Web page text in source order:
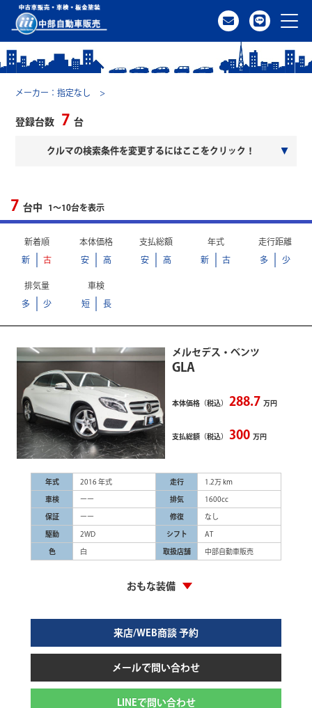
クルマを探す
中古車一覧
納車までの流れ
買取のご案内
プライバシーポリシー
メーカー：指定なし
登録台数 7 台
クルマの検索条件を変更するにはここをクリック！
価格帯
～
走行距離
～
7 台中 1〜10台を表示
新着順
新 古
本体価格
安 高
支払総額
安 高
年式
新 古
走行距離
多 少
排気量
多 少
車検
短 長
メルセデス・ベンツ
GLA
本体価格（税込） 288.7 万円
支払総額（税込） 300 万円
年式 2016 年式 走行 1.2万 km
車検 ーー 排気 1600cc
保証 ーー 修復 なし
駆動 2WD シフト AT
色 白 取扱店舗 中部自動車販売
おもな装備
来店/WEB商談 予約
メールで問い合わせ
LINEで問い合わせ